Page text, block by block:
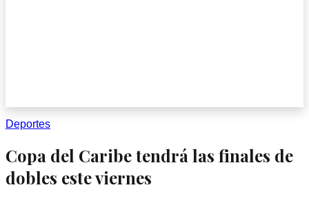
Deportes
Copa del Caribe tendrá las finales de
dobles este viernes